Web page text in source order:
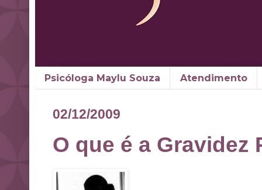
Psicóloga Maylu Souza Atendimento
02/12/2009
O que é a Gravidez